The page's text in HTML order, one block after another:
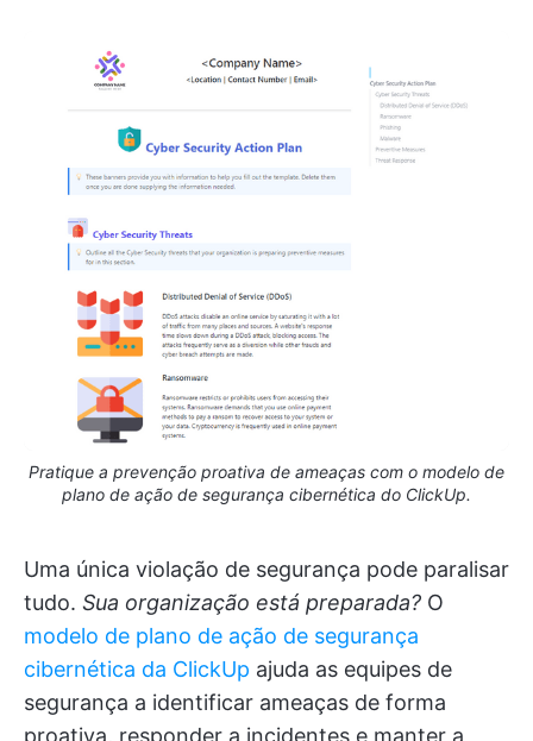
Pratique a prevenção proativa de ameaças com o modelo de
plano de ação de segurança cibernética do ClickUp.
Uma única violação de segurança pode paralisar
tudo. Sua organização está preparada? O
modelo de plano de ação de segurança
cibernética da ClickUp ajuda as equipes de
segurança a identificar ameaças de forma
proativa, responder a incidentes e manter a